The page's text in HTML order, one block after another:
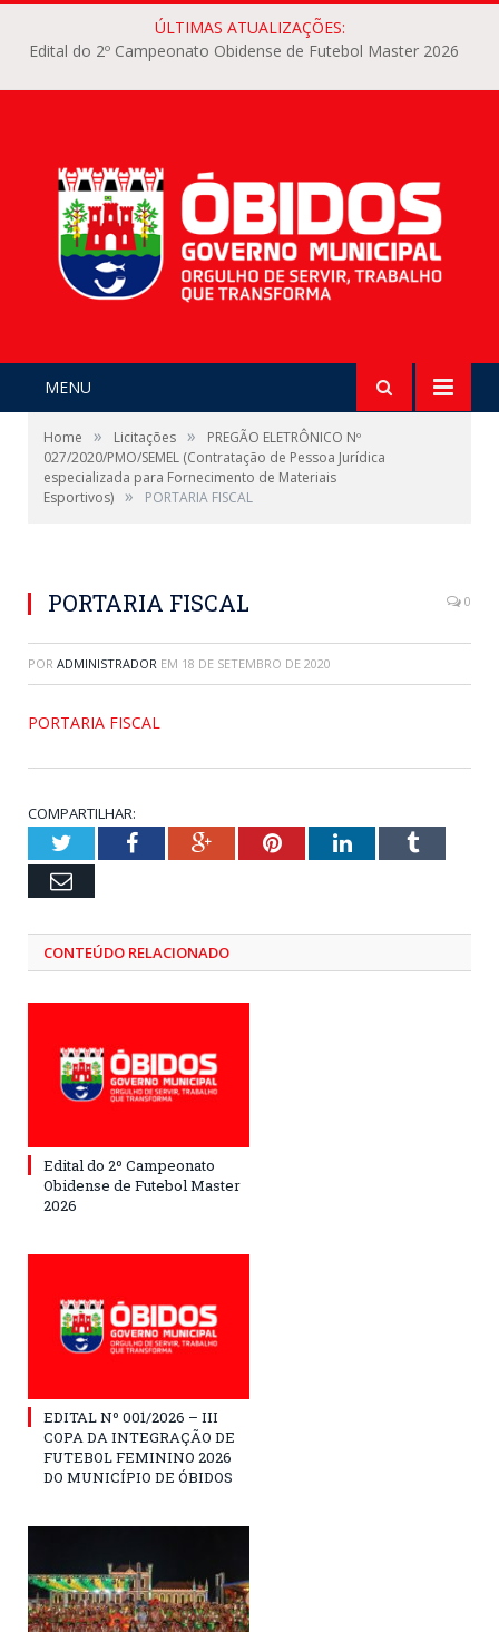
ÚLTIMAS ATUALIZAÇÕES:
Edital do 2º Campeonato Obidense de Futebol Master 2026
MENU
Home » Licitações »
PREGÃO ELETRÔNICO Nº
027/2020/PMO/SEMEL (Contratação de Pessoa Jurídica
especializada para Fornecimento de Materiais
Esportivos) » PORTARIA FISCAL
PORTARIA FISCAL 0
POR ADMINISTRADOR EM 18 DE SETEMBRO DE 2020
PORTARIA FISCAL
COMPARTILHAR:
TwitterFacebookGoogle+PinterestLinkedInTumblr
Email
CONTEÚDO RELACIONADO
Edital do 2º Campeonato
Obidense de Futebol Master
2026
EDITAL Nº 001/2026 – III
COPA DA INTEGRAÇÃO DE
FUTEBOL FEMININO 2026
DO MUNICÍPIO DE ÓBIDOS